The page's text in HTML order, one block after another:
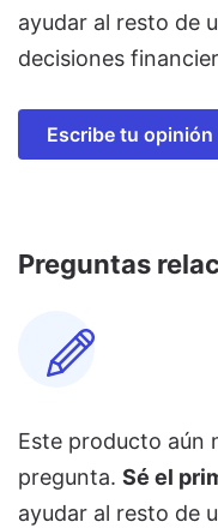
ayudar al resto de
decisiones
Escribe tu opinión
Preguntas
Este producto aún
pregunta. Sé el
ayudar al resto de